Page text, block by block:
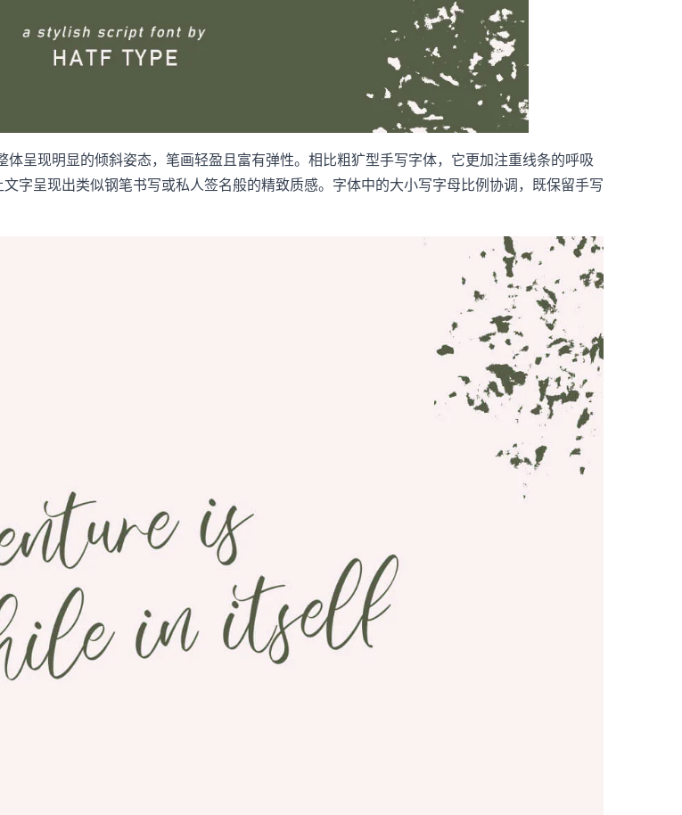
呈现明显的倾斜姿态，笔画轻盈且富有弹性。相比粗犷型手写字体，它更加注重线条的呼吸
字呈现出类似钢笔书写或私人签名般的精致质感。字体中的大小写字母比例协调，既保留手写